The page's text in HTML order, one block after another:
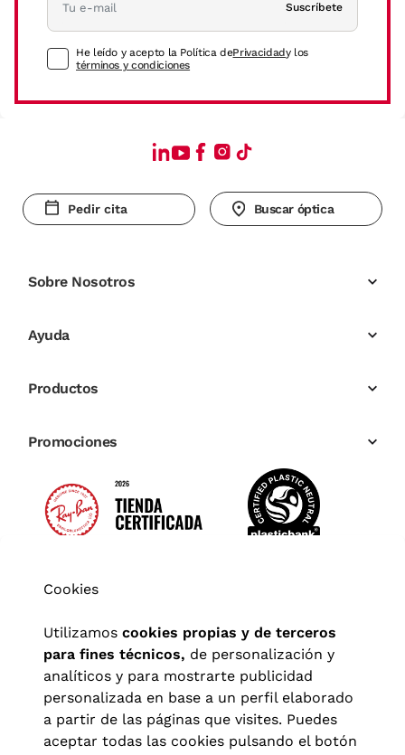
Suscríbete
He leído y acepto la Política dePrivacidady los
términos y condiciones
Pedir cita Buscar óptica
Sobre Nosotros
Ayuda
Productos
Promociones
Cookies
Utilizamos cookies propias y de terceros
para fines técnicos, de personalización y
analíticos y para mostrarte publicidad
personalizada en base a un perfil elaborado
a partir de las páginas que visites. Puedes
aceptar todas las cookies pulsando el botón